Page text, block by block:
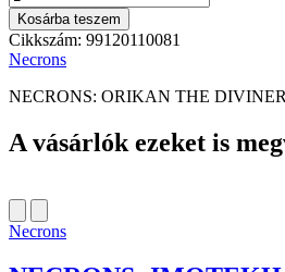
Kosárba teszem
Cikkszám: 99120110081
Necrons
NECRONS: ORIKAN THE DIVINER
A vásárlók ezeket is
Necrons